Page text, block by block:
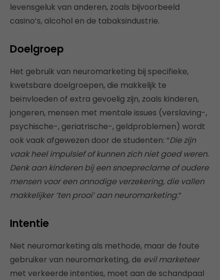
levensgeluk van anderen, zoals bijvoorbeeld
casino’s, alcohol en de tabaksindustrie.
Doelgroep
Het gebruik van neuromarketing bij specifieke,
kwetsbare doelgroepen, die makkelijk te
beïnvloeden of extra gevoelig zijn, zoals kinderen,
jongeren, mensen met mentale issues (verslaving-,
psychische-, geriatrische-, geldproblemen) wordt
ook vaak afgewezen door de studenten: “Die zijn
vaak heel impulsief of kunnen zich niet goed weren.
Denk aan kinderen bij een snoepreclame of oudere
mensen voor een onnodige verzekering, die vallen
makkelijker ’ten prooi’ aan neuromarketing.“
Intentie
Niet neuromarketing als methode, maar de foute
gebruiker van neuromarketing, de evil marketeer
met verkeerde intenties, moet aan de schandpaal